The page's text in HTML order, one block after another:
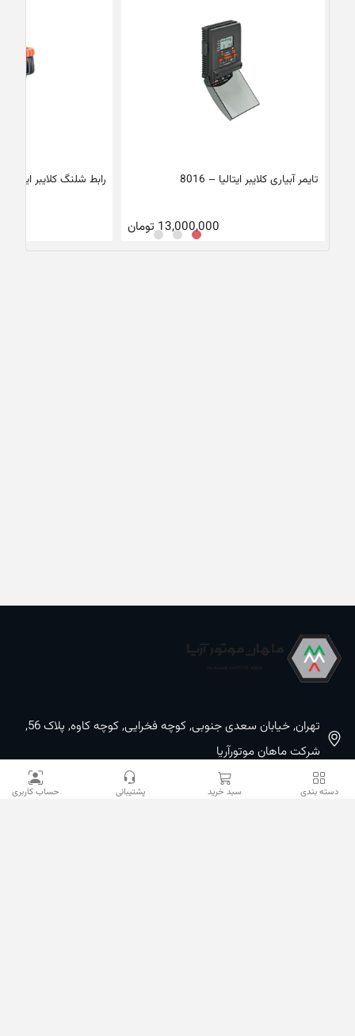
دسته بندی سبد خرید پشتیبانی حساب کاربری
تایمر آبیاری کلایبر ایتالیا – 8016
13,000,000 تومان
رابط شلنگ کلایبر ایتالیا –
تهران, خیابان سعدی جنوبی, کوچه فخرایی, کوچه کاوه, پلاک 56,
شرکت ماهان موتورآریا
09100533887 / 02133933400